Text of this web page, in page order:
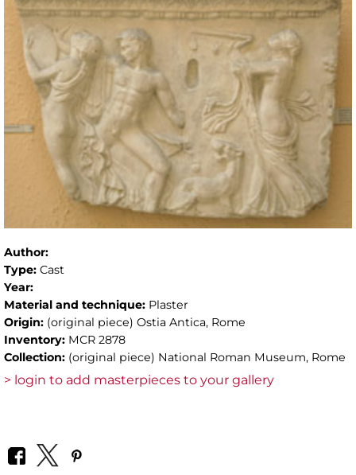
Author:
Type: Cast
Year:
Material and technique: Plaster
Origin: (original piece) Ostia Antica, Rome
Inventory: MCR 2878
Collection: (original piece) National Roman Museum, Rome
> login to add masterpieces to your gallery